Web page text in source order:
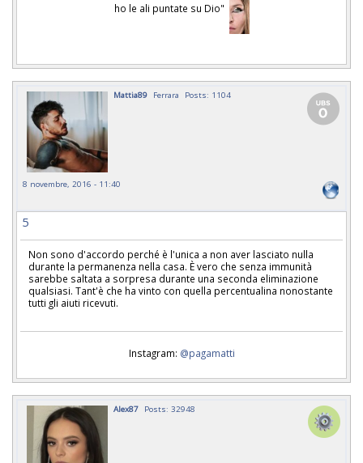
ho le ali puntate su Dio"
Mattia89 Ferrara Posts: 1104
8 novembre, 2016 - 11:40
5
Non sono d'accordo perché è l'unica a non aver lasciato nulla
durante la permanenza nella casa. È vero che senza immunità
sarebbe saltata a sorpresa durante una seconda eliminazione
qualsiasi. Tant'è che ha vinto con quella percentualina nonostante
tutti gli aiuti ricevuti.
Instagram: @pagamatti
Alex87 Posts: 32948